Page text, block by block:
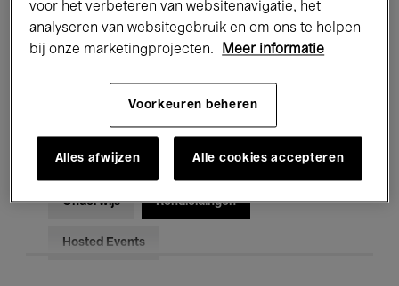
Performances Lezingen & Debatten
Jazz Klassieke Muziek Global Music
Voor iedereen Kids’ Palace
Onderwijs Rondleidingen
Hosted Events
voor het verbeteren van websitenavigatie, het
analyseren van websitegebruik en om ons te helpen
bij onze marketingprojecten.
Meer informatie
Voorkeuren beheren
Alles afwijzen Alle cookies accepteren